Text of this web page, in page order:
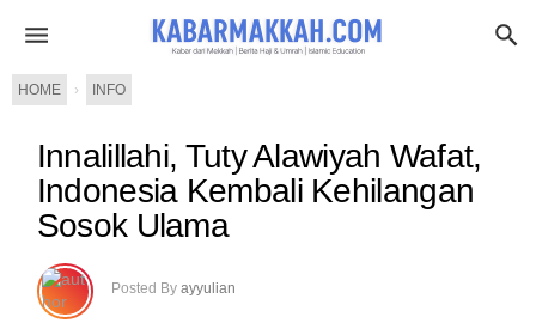
HOME › INFO
Innalillahi, Tuty Alawiyah Wafat,
Indonesia Kembali Kehilangan
Sosok Ulama
Posted By ayyulian